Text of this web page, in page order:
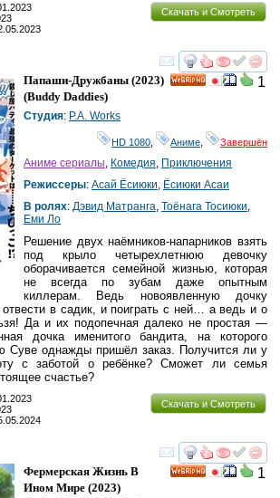
Скачать и Смотреть
смотреть
1
Папаши-Дружбаны (2023)
(Buddy Daddies)
Студия: P.A. Works
HD 1080 Аниме Завершён
Аниме сериалы Комедия Приключения
Режиссеры: Асай Ёсиюки Ёсиюки Асаи
В ролях: Дэвид Матранга Тоёнага Тосиюки
Еми Ло
Решение двух наёмников-напарников взять
под крыло четырехлетнюю девочку
оборачивается семейной жизнью, которая
не всегда по зубам даже опытным
киллерам. Ведь новоявленную дочку
в садик, и поиграть с ней… а ведь и о
Да и их подопечная далеко не простая —
дочка именитого бандита, на которого
Суве однажды пришёл заказ. Получится ли у
с заботой о ребёнке? Сможет ли семья
счастье?
Скачать и Смотреть
смотреть
1
Фермерская Жизнь В
Ином Мире (2023)